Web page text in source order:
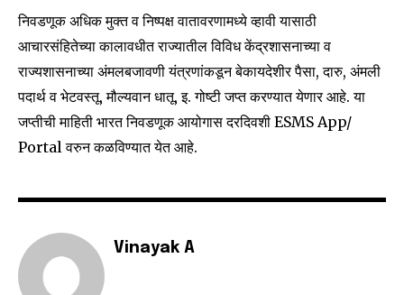
SUBSCRIBE
I've read and accept the Privacy Policy
6,300
Followers
निवडणूक अधिक मुक्त व निष्पक्ष वातावरणामध्ये व्हावी यासाठी
आचारसंहितेच्या कालावधीत राज्यातील विविध केंद्रशासनाच्या व
राज्यशासनाच्या अंमलबजावणी यंत्रणांकडून बेकायदेशीर पैसा, दारु, अंमली
पदार्थ व भेटवस्तू, मौल्यवान धातू, इ. गोष्टी जप्त करण्यात येणार आहे. या
जप्तीची माहिती भारत निवडणूक आयोगास दरदिवशी ESMS App/
Portal वरुन कळविण्यात येत आहे.
Vinayak A